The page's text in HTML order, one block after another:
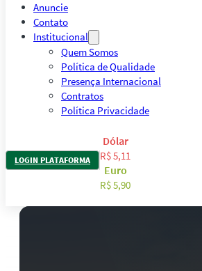
Anuncie
Contato
Institucional
Quem Somos
Política de Qualidade
Presença Internacional
Contratos
Política Privacidade
LOGIN PLATAFORMA
Dólar
R$ 5,11
Euro
R$ 5,90